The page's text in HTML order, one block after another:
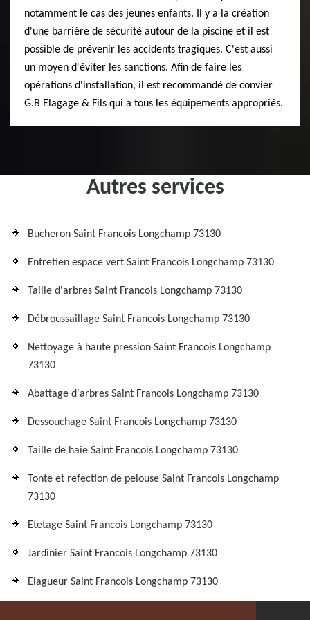
notamment le cas des jeunes enfants. Il y a la création
d'une barrière de sécurité autour de la piscine et il est
possible de prévenir les accidents tragiques. C'est aussi
un moyen d'éviter les sanctions. Afin de faire les
opérations d'installation, il est recommandé de convier
G.B Elagage & Fils qui a tous les équipements appropriés.
Autres services
Bucheron Saint Francois Longchamp 73130
Entretien espace vert Saint Francois Longchamp 73130
Taille d'arbres Saint Francois Longchamp 73130
Débroussaillage Saint Francois Longchamp 73130
Nettoyage à haute pression Saint Francois Longchamp
73130
Abattage d'arbres Saint Francois Longchamp 73130
Dessouchage Saint Francois Longchamp 73130
Taille de haie Saint Francois Longchamp 73130
Tonte et refection de pelouse Saint Francois Longchamp
73130
Etetage Saint Francois Longchamp 73130
Jardinier Saint Francois Longchamp 73130
Elagueur Saint Francois Longchamp 73130